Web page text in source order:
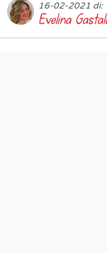
16-02-2021 di:
Evelina